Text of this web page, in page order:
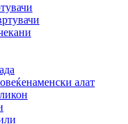
алат